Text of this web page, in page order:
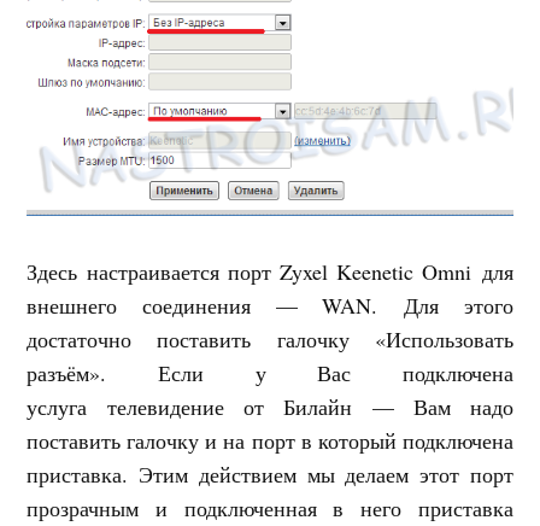
Здесь настраивается порт Zyxel Keenetic Omni для
внешнего соединения — WAN. Для этого
достаточно поставить галочку «Использовать
разъём». Если у Вас подключена
услуга телевидение от Билайн — Вам надо
поставить галочку и на порт в который подключена
приставка. Этим действием мы делаем этот порт
прозрачным и подключенная в него приставка